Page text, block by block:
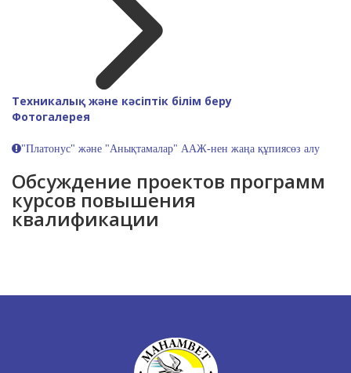
Техникалық және кәсіптік білім беру
Фотогалерея
"Платонус" және "Анықтамалар" ААЖ-нен жаңа құпиясөз алу
Обсуждение проектов программ
курсов повышения
квалификации